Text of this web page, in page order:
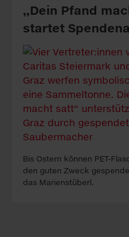
„Dein Pfand
startet
Bis Os­tern kön­nen PET-
den gu­ten Zweck
das Marienstüberl.